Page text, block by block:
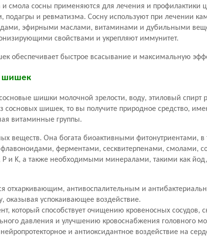
сосны применяются для лечения и профилактики
подагры и ревматизма. Сосну используют при лечении
эфирными маслами, витаминами и дубильными
свойствами и укрепляют иммунитет.
обеспечивает быстрое всасывание и максимальную
шишек
шишки молочной зрелости, воду, этиловый спирт
сосновых шишек, то вы получите природное средство,
витаминные группы.
веществ. Она богата биоактивными фитонутриентами,
ферментами, сесквитерпенами, смолами,
и K, а также необходимыми минералами, такими как
отхаркивающим, антивоспалительным и
оказывая успокаивающее воздействие.
который способствует очищению кровеносных сосудов,
давления и улучшению кровоснабжения головного
и антиоксидантное воздействие на